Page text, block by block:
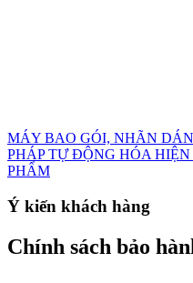
MÁY BAO GÓI, NHÃN
PHÁP TỰ ĐỘNG HÓA
PHẨM
Ý kiến khách hàng
Chính sách bảo